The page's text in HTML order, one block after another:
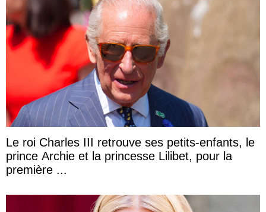
Le roi Charles III retrouve ses petits-enfants, le
prince Archie et la princesse Lilibet, pour la
première ...